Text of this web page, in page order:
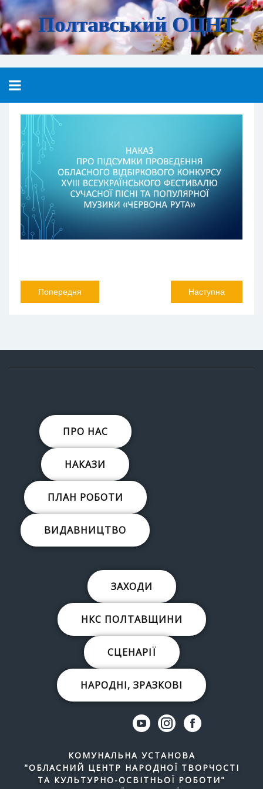
Полтавський ОЦНТ
Попередня Наступна
ПРО НАС
НАКАЗИ
ПЛАН РОБОТИ
ВИДАВНИЦТВО
ЗАХОДИ
НКС ПОЛТАВЩИНИ
СЦЕНАРІЇ
НАРОДНІ, ЗРАЗКОВІ
КОМУНАЛЬНА УСТАНОВА
"ОБЛАСНИЙ ЦЕНТР НАРОДНОЇ ТВОРЧОСТІ
ТА КУЛЬТУРНО-ОСВІТНЬОЇ РОБОТИ"